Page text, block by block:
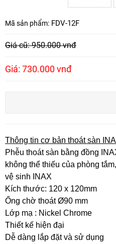
Mã sản phẩm: FDV-12F
Giá cũ: 950.000 vnđ
Giá: 730.000 vnđ
Thông tin cơ bản thoát sàn
Phễu thoát sàn bằng đồng
không thể thiếu của phòng
vệ sinh INAX
Kích thước: 120 x 120mm
Ống chờ thoát Ø90 mm
Lớp mạ : Nickel Chrome
Thiết kế hiện đại
Dễ dàng lắp đặt và sử dụng